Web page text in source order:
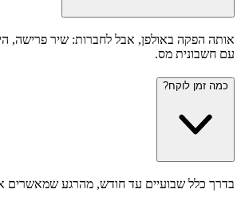
אותה הפקה באולפן, אבל לחברות: שיר פרישה,
עם חשבונית מס.
כמה זמן לוקח?
בדרך כלל שבועיים עד חודש, מהרגע שמאשרים